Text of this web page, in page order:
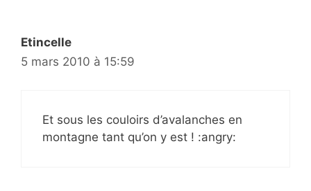
Etincelle
5 mars 2010 à 15:59
Et sous les couloirs d’avalanches en
montagne tant qu’on y est ! :angry: